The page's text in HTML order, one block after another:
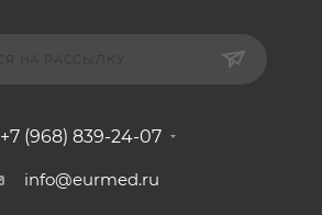
+7 (968) 839-24-07
info@eurmed.ru